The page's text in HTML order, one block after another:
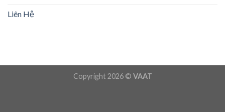
Liên Hệ
Copyright 2026 © VAAT